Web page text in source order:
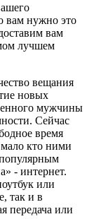
вам нужно это
вам
лучшем
вещания
новых
мужчины
Сейчас
время
мало кто ними
- интернет.
или
так и в
передача или